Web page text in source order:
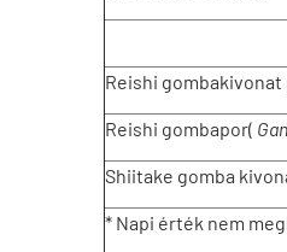
Reishi gombakivonat
Reishi gombapor(
Shiitake gomba
* Napi érték nem